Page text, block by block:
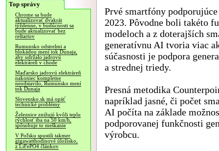
Top správy
Chrome sa bude
aktualizovať dvakrát
týždenne, v budúcnosti sa
bude aktualizovať bez
reštartov
Rumunsko odstrelmi a
blokádou mení tok Dunaja,
aby udržalo jadrovú
elektráreň v chode
Maďarsko jadrovú elektráreň
nakoniec kompletne
neodstavilo, Rumunsko mení
tok Dunaja
Slovensko.sk má opäť
technické problémy
Železnice znižujú kvôli teplu
rýchlosť iba na 50 km/h,
spôsobuje to meškanie
V Poľsku spustili takmer
gigawatthodinové úložisko,
z LiFePO4 článkov
Prvé smartfóny
2023. Pôvodne boli takéto
modeloch a z doterajších
generatívnu AI tvoria viac
súčasnosti je podpora
a strednej triedy.
Presná metodika
napríklad jasné, či počet
AI počíta na základe
podporovanej funkčnosti
výrobcu.